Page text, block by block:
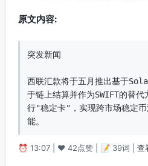
原文内容:
突发新闻
西联汇款将于五月推出基于
于链上结算并作为SWIFT的替
行"稳定卡"，实现跨市场稳定
能。
⏰ 13:07 | ❤️ 42点赞 | 📝 39词 | 查